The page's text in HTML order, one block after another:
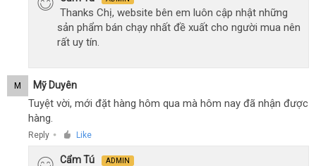
Thanks Chị, website bên em luôn cập nhật những
sản phẩm bán chạy nhất đề xuất cho người mua nên
rất uy tín.
M Mỹ Duyên
Tuyệt vời, mới đặt hàng hôm qua mà hôm nay đã nhận được
hàng.
Reply ● Like
Cẩm Tú ADMIN